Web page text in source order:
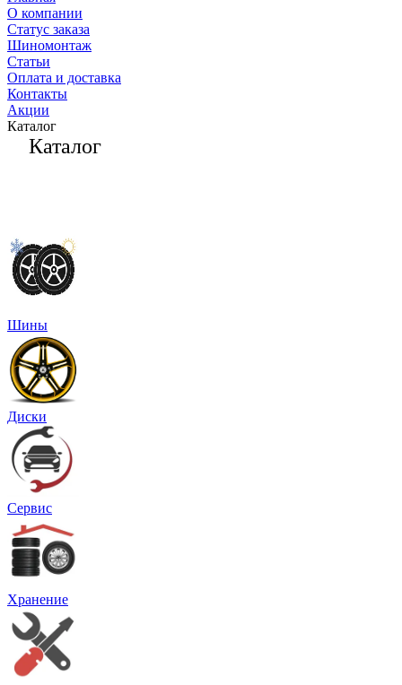
О компании
Статус заказа
Шиномонтаж
Статьи
Оплата и доставка
Контакты
Акции
Каталог
Каталог
Шины
Диски
Сервис
Хранение